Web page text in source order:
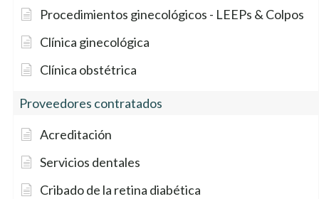
Procedimientos ginecológicos - LEEPs & Colpos
Clínica ginecológica
Clínica obstétrica
Proveedores contratados
Acreditación
Servicios dentales
Cribado de la retina diabética